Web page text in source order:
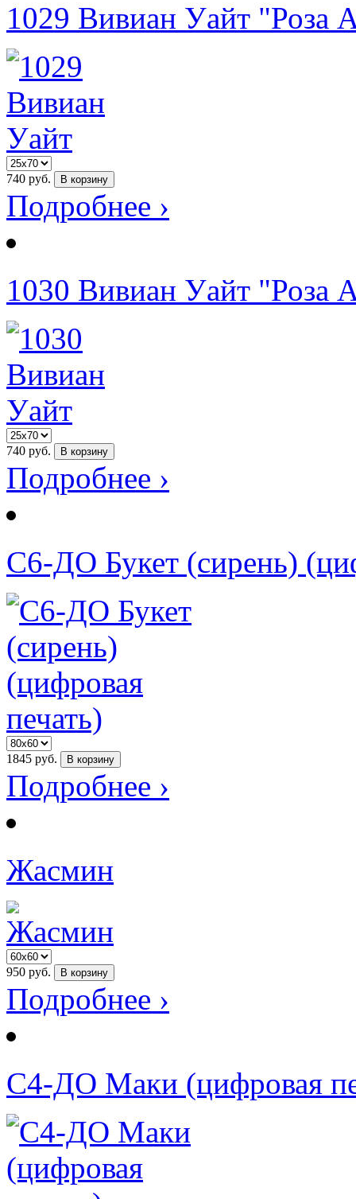
1029 Вивиан Уайт "Роза
740 руб. В корзину
Подробнее ›
1030 Вивиан Уайт "Роза
740 руб. В корзину
Подробнее ›
С6-ДО Букет (сирень)
1845 руб. В корзину
Подробнее ›
Жасмин
950 руб. В корзину
Подробнее ›
С4-ДО Маки (цифровая